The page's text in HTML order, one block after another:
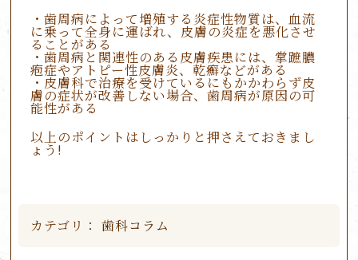
・歯周病によって増殖する炎症性物質は、血流
に乗って全身に運ばれ、皮膚の炎症を悪化させ
ることがある
・歯周病と関連性のある皮膚疾患には、掌蹠膿
疱症やアトピー性皮膚炎、乾癬などがある
・皮膚科で治療を受けているにもかかわらず皮
膚の症状が改善しない場合、歯周病が原因の可
能性がある
以上のポイントはしっかりと押さえておきまし
ょう!
カテゴリ： 歯科コラム